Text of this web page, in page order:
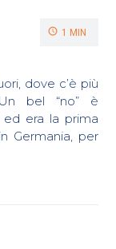
1 MIN
dove c’è più
bel “no” è
ed era la prima
Germania, per